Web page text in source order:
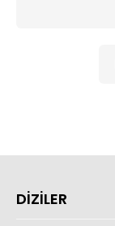
DİZİLER